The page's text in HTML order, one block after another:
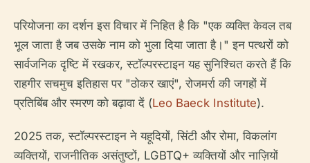
परियोजना का दर्शन इस विचार में निहित है कि "एक व्यक्ति केवल तब
भूल जाता है जब उसके नाम को भुला दिया जाता है।" इन पत्थरों को
सार्वजनिक दृष्टि में रखकर, स्टॉल्परस्टाइन यह सुनिश्चित करते हैं कि
राहगीर सचमुच इतिहास पर "ठोकर खाएं", रोजमर्रा की जगहों में
प्रतिबिंब और स्मरण को बढ़ावा दें (Leo Baeck Institute).
2025 तक, स्टॉल्परस्टाइन ने यहूदियों, सिंटी और रोमा, विकलांग
व्यक्तियों, राजनीतिक असंतुष्टों, LGBTQ+ व्यक्तियों और नाज़ियों